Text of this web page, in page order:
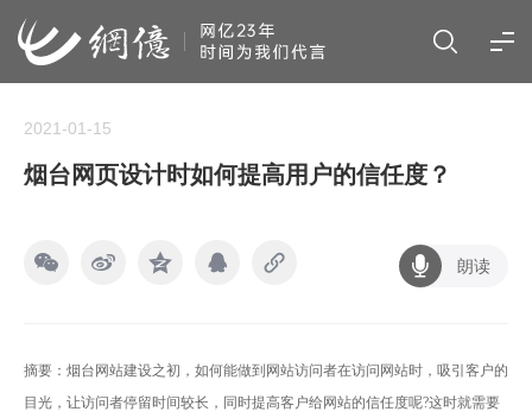
2021-01-15
烟台网页设计时如何提高用户的信任度？
朗读
摘要：烟台网站建设之初，如何能做到网站访问者在访问网站时，吸引客户的
目光，让访问者停留时间较长，同时提高客户给网站的信任度呢?这时就需要